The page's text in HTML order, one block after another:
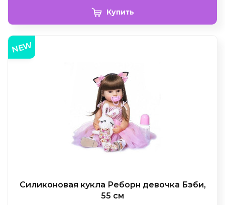
Купить
NEW
Силиконовая кукла Реборн девочка Бэби,
55 см